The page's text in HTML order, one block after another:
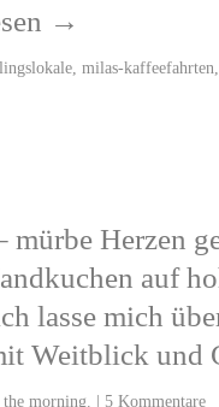
→
milas-kaffeefahrten
Herzen
auf
lasse mich
Weitblick
morning. | 5 Kommentare